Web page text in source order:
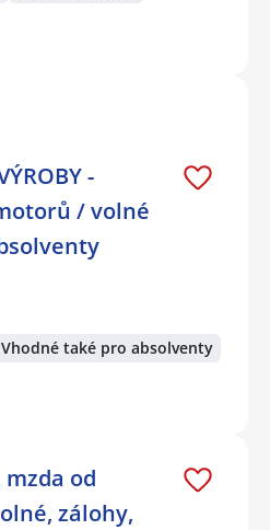
-
/ volné
Vhodné také pro absolventy
od
zálohy,